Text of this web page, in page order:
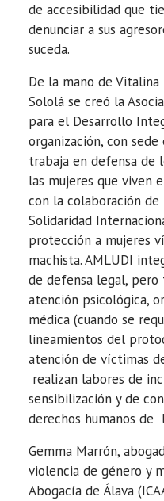
de accesibilidad que
denunciar a sus
suceda.
De la mano de Vitalina
Sololá se creó la
para el Desarrollo
organización, con sede
trabaja en defensa de
las mujeres que viven
con la colaboración
Solidaridad
protección a mujeres
machista. AMLUDI
de defensa legal,
atención psicológica,
médica (cuando se
lineamientos del
atención de víctimas
realizan labores de
sensibilización y de
derechos humanos de
Gemma Marrón,
violencia de género y
Abogacía de Álava